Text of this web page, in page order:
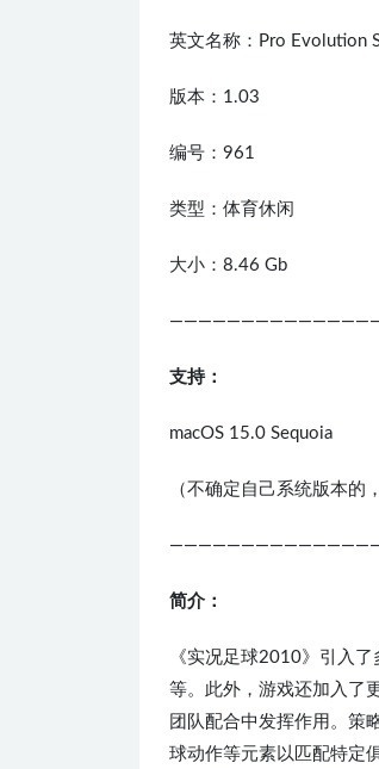
英文名称：Pro Evolution
版本：1.03
编号：961
类型：体育休闲
大小：8.46 Gb
支持：
macOS 15.0 Sequoia
（不确定自己系统版本的
简介：
《实况足球2010》引入
等。此外，游戏还加入了
团队配合中发挥作用。策
球动作等元素以匹配特定